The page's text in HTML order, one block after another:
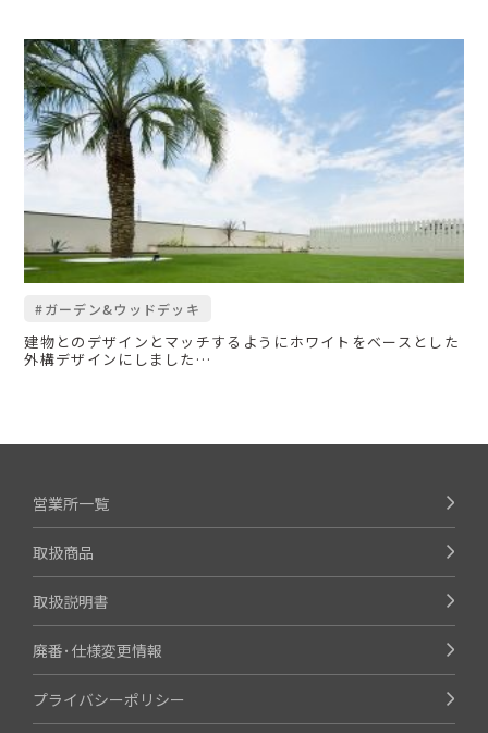
#ガーデン&ウッドデッキ
建物とのデザインとマッチするようにホワイトをベースとした
外構デザインにしました…
営業所一覧
取扱商品
取扱説明書
廃番･仕様変更情報
プライバシーポリシー